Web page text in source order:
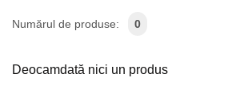
Numărul de produse: 0
Deocamdată nici un produs